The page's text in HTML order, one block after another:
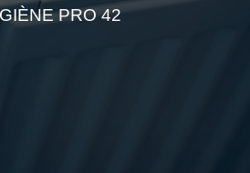
PRO 42